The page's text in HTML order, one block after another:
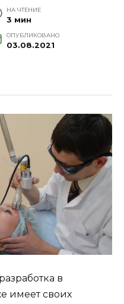
НА ЧТЕНИЕ
3 мин
ОПУБЛИКОВАНО
03.08.2021
в
имеет своих